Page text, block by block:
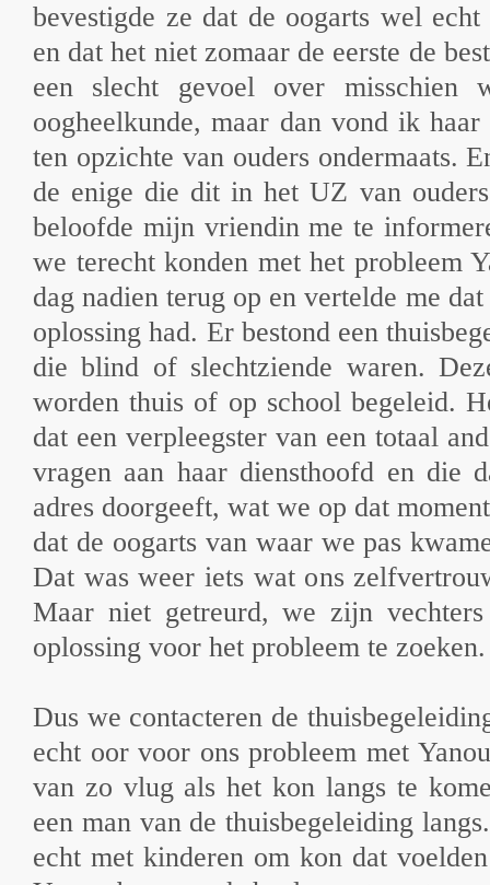
bevestigde ze dat de oogarts wel
en dat het niet zomaar de eerste de
een slecht gevoel over
oogheelkunde, maar dan vond ik
ten opzichte van ouders ondermaats.
de enige die dit in het UZ van
beloofde mijn vriendin me te
we terecht konden met het probleem
dag nadien terug op en vertelde me
oplossing had. Er bestond een
die blind of slechtziende waren.
worden thuis of op school begeleid.
dat een verpleegster van een totaal
vragen aan haar diensthoofd en die
adres doorgeeft, wat we op dat
dat de oogarts van waar we pas
Dat was weer iets wat ons
Maar niet getreurd, we zijn
oplossing voor het probleem te
Dus we contacteren de
echt oor voor ons probleem met
van zo vlug als het kon langs te
een man van de thuisbegeleiding
echt met kinderen om kon dat